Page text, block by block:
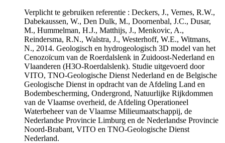
Verplicht te gebruiken referentie : Deckers, J., Vernes, R.W.,
Dabekaussen, W., Den Dulk, M., Doornenbal, J.C., Dusar,
M., Hummelman, H.J., Matthijs, J., Menkovic, A.,
Reindersma, R.N., Walstra, J., Westerhoff, W.E., Witmans,
N., 2014. Geologisch en hydrogeologisch 3D model van het
Cenozoïcum van de Roerdalslenk in Zuidoost-Nederland en
Vlaanderen (H3O-Roerdalslenk). Studie uitgevoerd door
VITO, TNO-Geologische Dienst Nederland en de Belgische
Geologische Dienst in opdracht van de Afdeling Land en
Bodembescherming, Ondergrond, Natuurlijke Rijkdommen
van de Vlaamse overheid, de Afdeling Operationeel
Waterbeheer van de Vlaamse Milieumaatschappij, de
Nederlandse Provincie Limburg en de Nederlandse Provincie
Noord-Brabant, VITO en TNO-Geologische Dienst
Nederland.